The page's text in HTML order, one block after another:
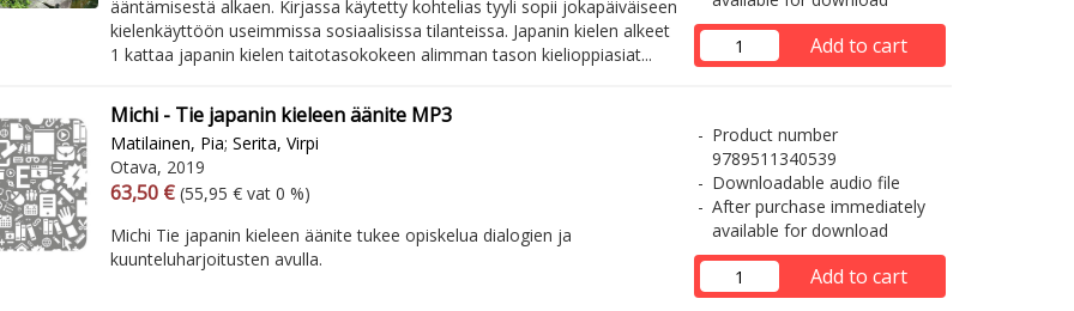
ääntämisestä alkaen. Kirjassa käytetty kohtelias tyyli sopii jokapäiväiseen
kielenkäyttöön useimmissa sosiaalisissa tilanteissa. Japanin kielen alkeet
1 kattaa japanin kielen taitotasokokeen alimman tason kielioppiasiat...
Add to cart
Michi - Tie japanin kieleen äänite MP3
Matilainen, Pia; Serita, Virpi
Otava, 2019
Arvonlisäverollinen hinta
63,50 € Excl. vat
(55,95 € vat 0 %)
Michi Tie japanin kieleen äänite tukee opiskelua dialogien ja
kuunteluharjoitusten avulla.
Product number
9789511340539
Downloadable audio file
After purchase immediately
available for download
Add to cart